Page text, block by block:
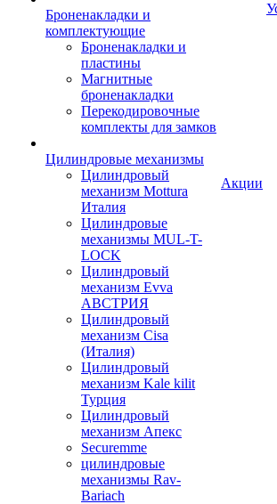
Броненакладки и
комплектующие
Броненакладки и
пластины
Магнитные
броненакладки
Перекодировочные
комплекты для замков
Цилиндровые механизмы
Цилиндровый
механизм Mottura
Италия
Цилиндровые
механизмы MUL-T-
LOCK
Цилиндровый
механизм Evva
АВСТРИЯ
Цилиндровый
механизм Cisa
(Италия)
Цилиндровый
механизм Kale kilit
Турция
Цилиндровый
механизм Апекс
Securemme
цилиндровые
механизмы Rav-
Bariach
Акции